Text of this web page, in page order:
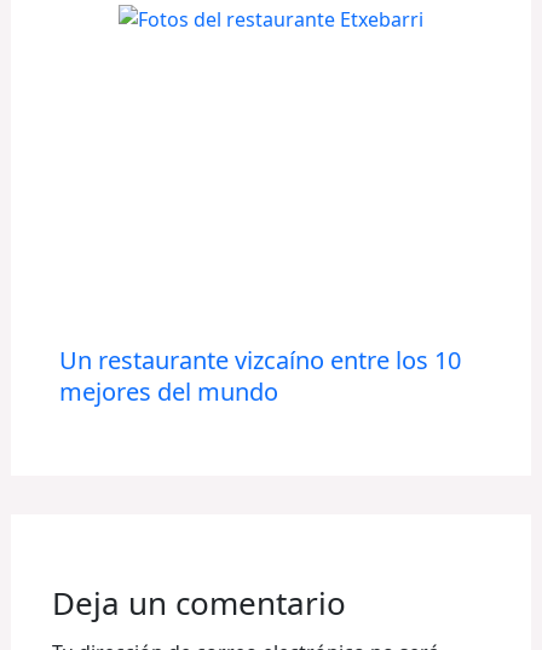
Un restaurante vizcaíno entre los 10
mejores del mundo
Deja un comentario